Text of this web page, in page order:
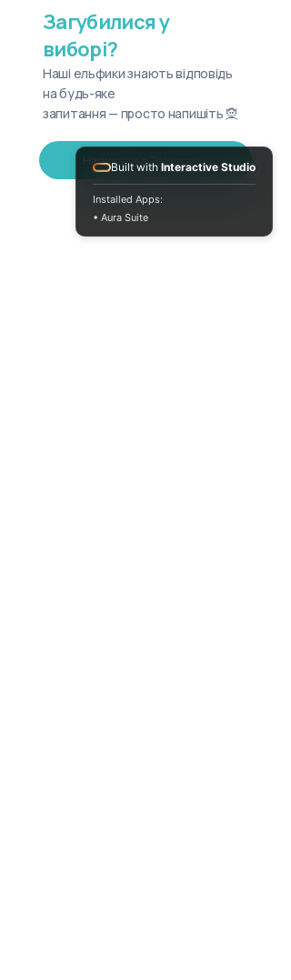
Загубилися у
виборі?
Наші ельфики знають відповідь
на будь-яке
запитання — просто напишіть 🧝
Написати в Telegram
Built with Interactive Studio
Installed Apps:
• Aura Suite